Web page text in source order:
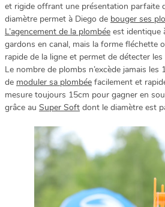
et rigide offrant une présentation parfaite
diamètre permet à Diego de bouger ses
L’agencement de la plombée est identique
gardons en canal, mais la forme fléchette
rapide de la ligne et permet de détecter
Le nombre de plombs n’excède jamais les
de moduler sa plombée facilement et
mesure toujours 15cm pour gagner en
grâce au Super Soft dont le diamètre est